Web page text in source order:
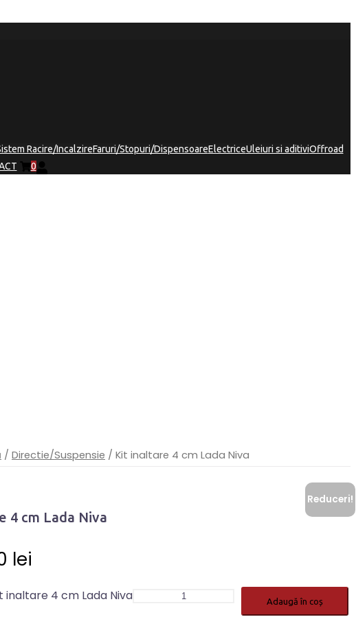
Racire/IncalzireFaruri/Stopuri/DispensoareElectriceUleiuri si aditiviOffroad
0
/ Directie/Suspensie / Kit inaltare 4 cm Lada Niva
4 cm Lada Niva
lei
inaltare 4 cm Lada Niva Adaugă în coș
Reduceri!